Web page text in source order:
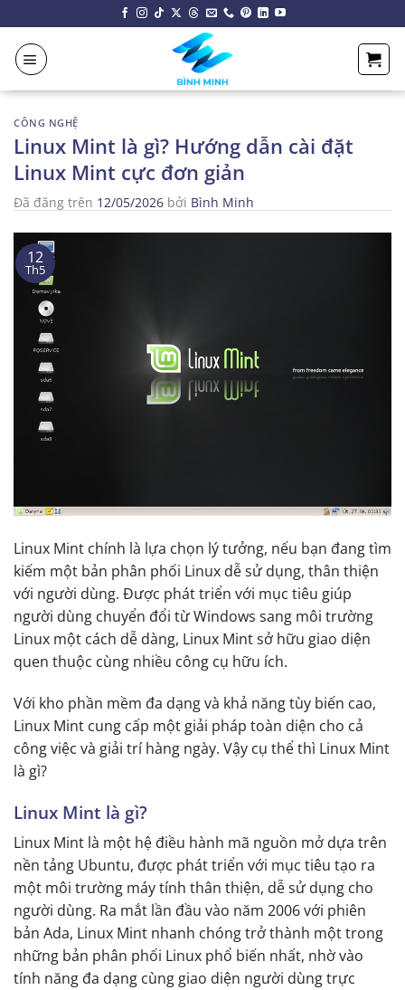
đến
nội
dung
CÔNG NGHỆ
Linux Mint là gì? Hướng dẫn cài đặt
Linux Mint cực đơn giản
Đã đăng trên 12/05/2026 bởi Bình Minh
12
Th5
Linux Mint chính là lựa chọn lý tưởng, nếu bạn đang tìm
kiếm một bản phân phối Linux dễ sử dụng, thân thiện
với người dùng. Được phát triển với mục tiêu giúp
người dùng chuyển đổi từ Windows sang môi trường
Linux một cách dễ dàng, Linux Mint sở hữu giao diện
quen thuộc cùng nhiều công cụ hữu ích.
Với kho phần mềm đa dạng và khả năng tùy biến cao,
Linux Mint cung cấp một giải pháp toàn diện cho cả
công việc và giải trí hàng ngày. Vậy cụ thể thì Linux Mint
là gì?
Linux Mint là gì?
Linux Mint là một hệ điều hành mã nguồn mở dựa trên
nền tảng Ubuntu, được phát triển với mục tiêu tạo ra
một môi trường máy tính thân thiện, dễ sử dụng cho
người dùng. Ra mắt lần đầu vào năm 2006 với phiên
bản Ada, Linux Mint nhanh chóng trở thành một trong
những bản phân phối Linux phổ biến nhất, nhờ vào
tính năng đa dạng cùng giao diện người dùng trực